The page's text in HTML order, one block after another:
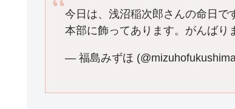
今日は、浅沼稲次郎さんの命日で
本部に飾ってあります。がんばり
— 福島みずほ